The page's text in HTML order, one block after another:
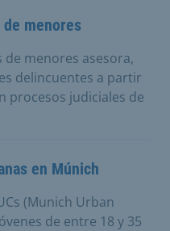
menores
de menores asesora,
delincuentes a partir
procesos judiciales de
en Múnich
(Munich Urban
de entre 18 y 35